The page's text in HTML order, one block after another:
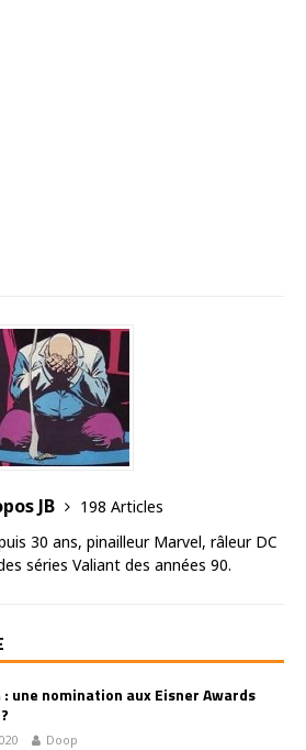
JB
198 Articles
30 ans, pinailleur Marvel, râleur DC
séries Valiant des années 90.
: une nomination aux Eisner Awards
Doop